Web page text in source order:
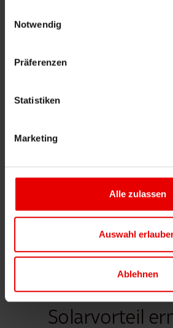
Notwendig
Präferenzen
Statistiken
Marketing
Alle zulassen
Auswahl
Ablehnen
werden. Mit unserer
unkompliziert.
Fester Zinssatz
Keine
Finanzierung anfragen
Solarvorteil